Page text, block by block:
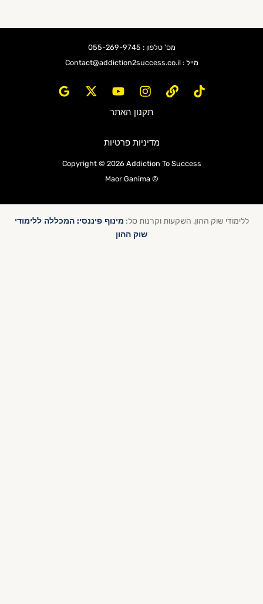
מס' טלפון : 055-269-9745
מייל : Contact@addiction2success.co.il
תקנון האתר
מדיניות פרטיות
Copyright © 2026 Addiction To Success
ללימודי שוק ההון, השקעות וקרנות סל: מינוף פיננסי: המכללה ללימודי
שוק ההון